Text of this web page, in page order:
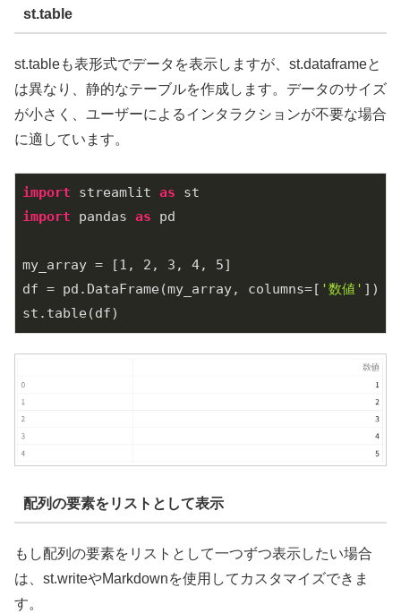
st.table
st.tableも表形式でデータを表示しますが、st.dataframeと
は異なり、静的なテーブルを作成します。データのサイズ
が小さく、ユーザーによるインタラクションが不要な場合
に適しています。
import streamlit as
import pandas as pd
my_array = [1 , 2 , 3 , 4, 5]
df = pd.DataFrame(my_array, columns=[ '数値' ])
配列の要素をリストとして表示
もし配列の要素をリストとして一つずつ表示したい場合
は、st.writeやMarkdownを使用してカスタマイズできま
す。